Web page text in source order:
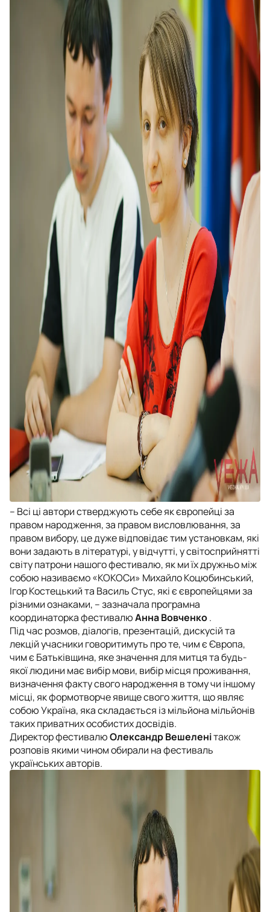
– Всі ці автори стверджують себе як європейці за
правом народження, за правом висловлювання, за
правом вибору, це дуже відповідає тим установкам, які
вони задають в літературі, у відчутті, у світосприйнятті
світу патрони нашого фестивалю, як ми їх дружньо між
собою називаємо «КОКОСи» Михайло Коцюбинський,
Ігор Костецький та Василь Стус, які є європейцями за
різними ознаками, – зазначала програмна
координаторка фестивалюАнна Вовченко.
Під час розмов, діалогів, презентацій, дискусій та
лекцій учасники говоритимуть про те, чим є Європа,
чим є Батьківщина, яке значення для митця та будь-
якої людини має вибір мови, вибір місця проживання,
визначення факту свого народження в тому чи іншому
місці, як формотворче явище свого життя, що являє
собою Україна, яка складається із мільйона мільйонів
таких приватних особистих досвідів.
Директор фестивалюОлександр Вешеленітакож
розповів якими чином обирали на фестиваль
українських авторів.